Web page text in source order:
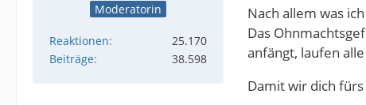
Moderatorin
Reaktionen
25.170
Beiträge
38.598
Nach allem was
Das
anfängt, laufen
Damit wir dich